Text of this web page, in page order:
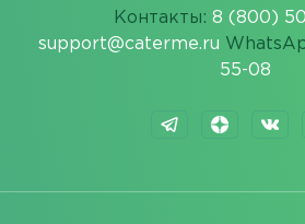
Контакты: 8 (800)
support@caterme.ru
55-08